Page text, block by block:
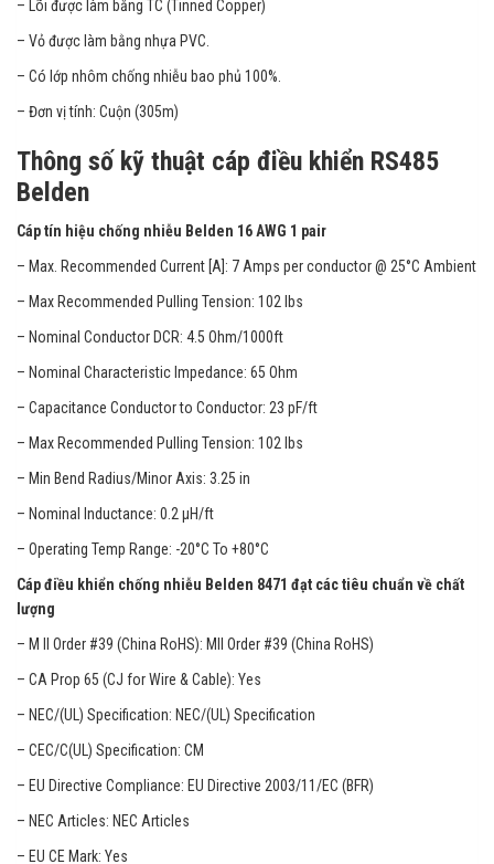
– Lõi được làm bằng TC (Tinned Copper)
– Vỏ được làm bằng nhựa PVC.
– Có lớp nhôm chống nhiễu bao phủ 100%.
– Đơn vị tính: Cuộn (305m)
Thông số kỹ thuật cáp điều khiển RS485
Belden
Cáp tín hiệu chống nhiễu Belden 16 AWG 1 pair
– Max. Recommended Current [A]: 7 Amps per conductor @ 25°C Ambient
– Max Recommended Pulling Tension: 102 lbs
– Nominal Conductor DCR: 4.5 Ohm/1000ft
– Nominal Characteristic Impedance: 65 Ohm
– Capacitance Conductor to Conductor: 23 pF/ft
– Max Recommended Pulling Tension: 102 lbs
– Min Bend Radius/Minor Axis: 3.25 in
– Nominal Inductance: 0.2 µH/ft
– Operating Temp Range: -20°C To +80°C
Cáp điều khiển chống nhiễu Belden 8471 đạt các tiêu chuẩn về chất
lượng
– M II Order #39 (China RoHS): MII Order #39 (China RoHS)
– CA Prop 65 (CJ for Wire & Cable): Yes
– NEC/(UL) Specification: NEC/(UL) Specification
– CEC/C(UL) Specification: CM
– EU Directive Compliance: EU Directive 2003/11/EC (BFR)
– NEC Articles: NEC Articles
– EU CE Mark: Yes